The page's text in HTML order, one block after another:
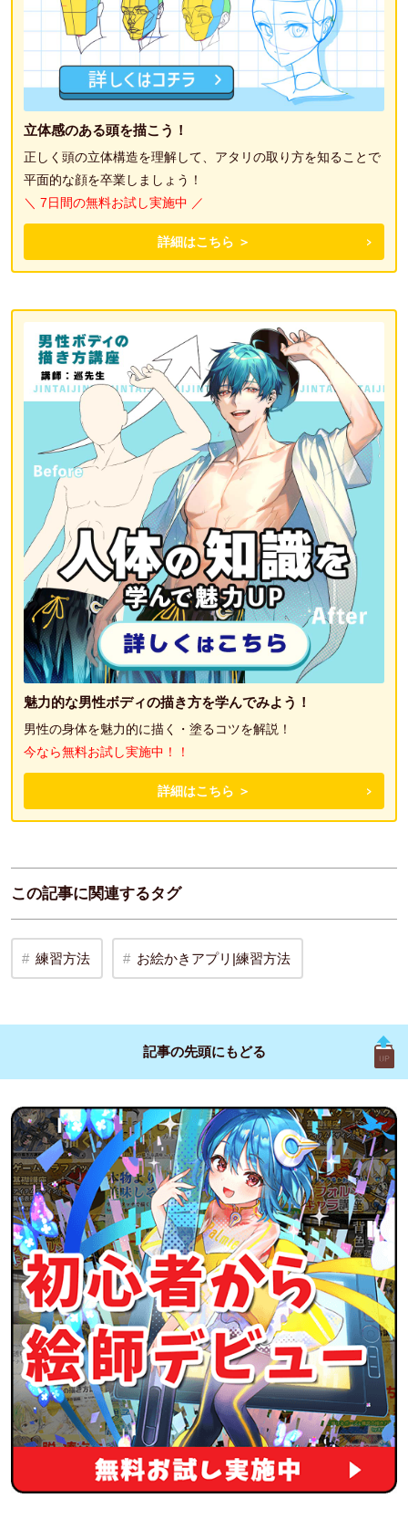
立体感のある頭を描こう！
正しく頭の立体構造を理解して、アタリの取り方を知ることで
平面的な顔を卒業しましょう！
＼ 7日間の無料お試し実施中 ／
詳細はこちら ＞
魅力的な男性ボディの描き方を学んでみよう！
男性の身体を魅力的に描く・塗るコツを解説！
今なら無料お試し実施中！！
詳細はこちら ＞
この記事に関連するタグ
練習方法 お絵かきアプリ|練習方法
記事の先頭にもどる